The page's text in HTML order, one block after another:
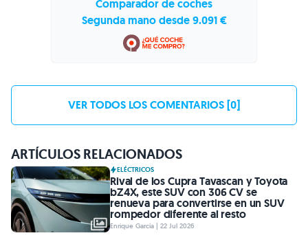
Comparador de coches
Segunda mano desde 9.091 €
VER TODOS LOS COMENTARIOS [0]
ARTÍCULOS RELACIONADOS
ELÉCTRICOS
Rival de los Cupra Tavascan y Toyota
bZ4X, este SUV con 306 CV se
renueva para convertirse en un SUV
rompedor diferente al resto
Enrique García | 22 Jul 2026